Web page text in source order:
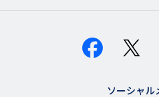
ソーシャル